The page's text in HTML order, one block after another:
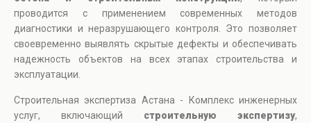
проводится с применением современных методов
диагностики и неразрушающего контроля. Это позволяет
своевременно выявлять скрытые дефекты и обеспечивать
надежность объектов на всех этапах строительства и
эксплуатации.
Строительная экспертиза Астана - Комплекс инженерных
услуг, включающий строительную экспертизу,